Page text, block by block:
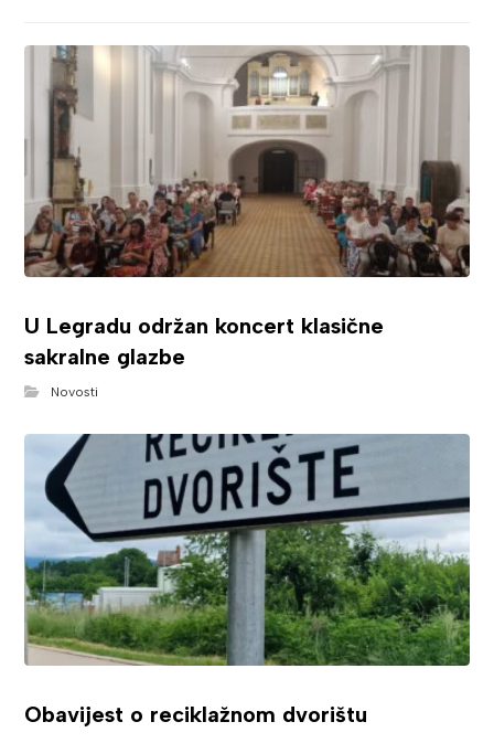
U Legradu održan koncert klasične
sakralne glazbe
Novosti
Obavijest o reciklažnom dvorištu